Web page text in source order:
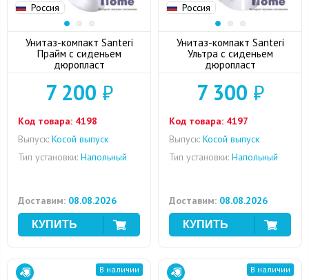
Россия
Унитаз-компакт Santeri
Прайм с сиденьем
дюропласт
7 200 ₽
Код товара: 4198
Выпуск: Косой выпуск
Тип установки: Напольный
Доставим: 08.08.2026
Россия
Унитаз-компакт Santeri
Ультра с сиденьем
дюропласт
7 300 ₽
Код товара: 4197
Выпуск: Косой выпуск
Тип установки: Напольный
Доставим: 08.08.2026
В наличии В наличии